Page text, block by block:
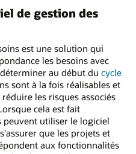
de gestion des
est une solution qui
les besoins avec
au début du cycle
sont à la fois réalisables et
les risques associés
cela est fait
peuvent utiliser le logiciel
que les projets et
aux fonctionnalités